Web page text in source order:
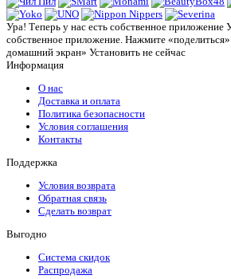
Ура! Теперь у нас есть собственное приложение
собственное приложение. Нажмите
домашний экран» Установить не сейчас
Информация
О нас
Доставка и оплата
Политика безопасности
Условия соглашения
Контакты
Поддержка
Условия возврата
Обратная связь
Сделать возврат
Выгодно
Система скидок
Распродажа